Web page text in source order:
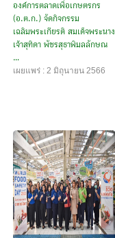
องค์การตลาดเพื่อเกษตรกร
(อ.ต.ก.) จัดกิจกรรม
เฉลิมพระเกียรติ สมเด็จพระนาง
เจ้าสุทิดา พัชรสุธาพิมลลักษณ
...
เผยแพร่ : 2 มิถุนายน 2566